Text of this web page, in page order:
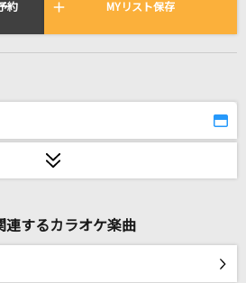
かない
約 MYリスト保存
連するカラオケ楽曲